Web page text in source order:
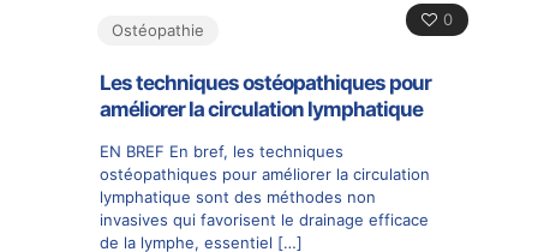
0
Ostéopathie
Les techniques ostéopathiques pour
améliorer la circulation lymphatique
EN BREF En bref, les techniques
ostéopathiques pour améliorer la circulation
lymphatique sont des méthodes non
invasives qui favorisent le drainage efficace
de la lymphe, essentiel […]